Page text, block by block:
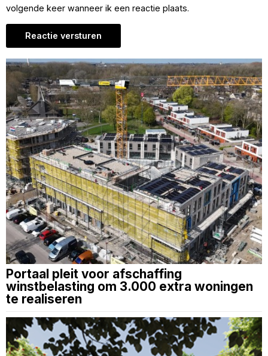
volgende keer wanneer ik een reactie plaats.
Portaal pleit voor afschaffing
winstbelasting om 3.000 extra woningen
te realiseren